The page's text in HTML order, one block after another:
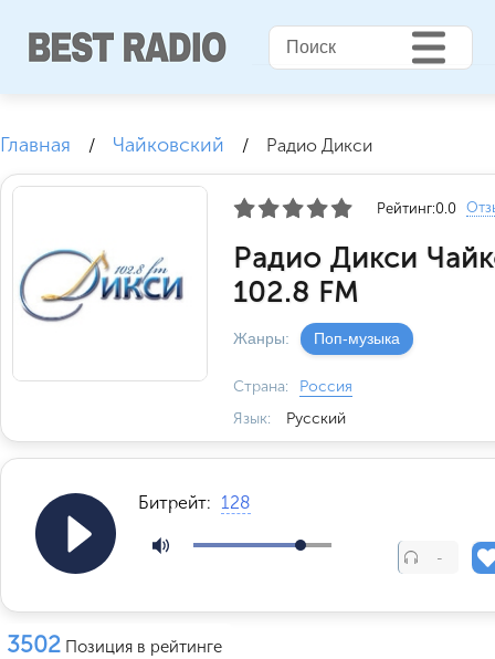
Главная / Чайковский / Радио Дикси
Рейтинг:0.0
Радио Дикси
102.8 FM
Жанры: Поп-музыка
Страна:
Россия
Язык:
Русский
Битрейт: 128
-
3502 Позиция в рейтинге